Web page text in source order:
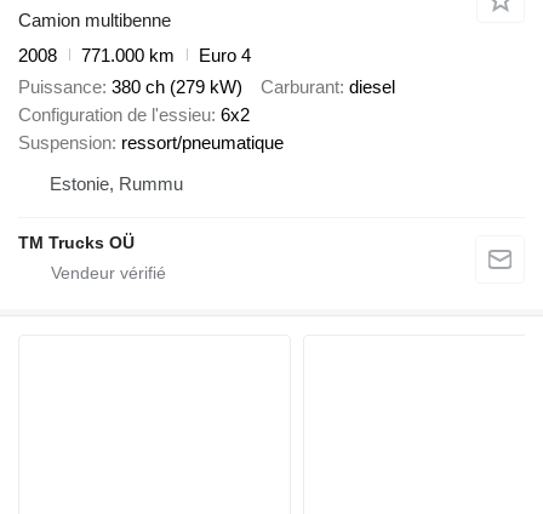
Camion multibenne
2008
771.000 km
Euro 4
Puissance 380 ch (279 kW) Carburant diesel
Configuration de l'essieu 6x2
Suspension ressort/pneumatique
Estonie, Rummu
TM Trucks OÜ